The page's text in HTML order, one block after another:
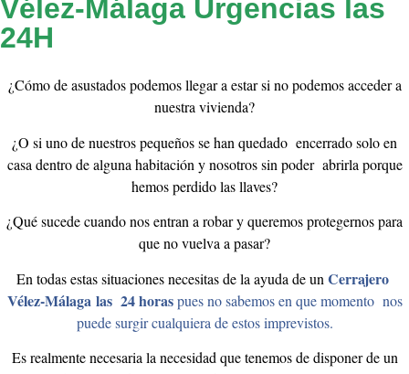
Vélez-Málaga Urgencias las
24H
¿Cómo de asustados podemos llegar a estar si no podemos acceder a
nuestra vivienda?
¿O si uno de nuestros pequeños se han quedado encerrado solo en
casa dentro de alguna habitación y nosotros sin poder abrirla porque
hemos perdido las llaves?
¿Qué sucede cuando nos entran a robar y queremos protegernos para
que no vuelva a pasar?
En todas estas situaciones necesitas de la ayuda de un Cerrajero
Vélez-Málaga las 24 horaspues no sabemos en que momento nos
puede surgir cualquiera de estos imprevistos.
Es realmente necesaria la necesidad que tenemos de disponer de un